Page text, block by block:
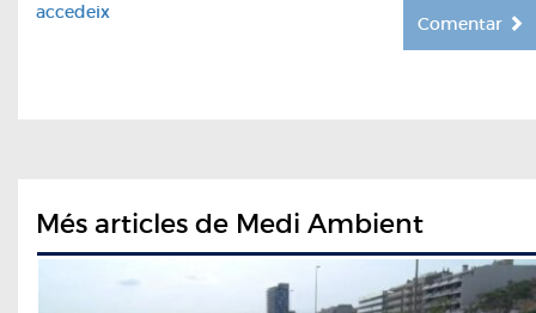
accedeix
Comentar
Més articles de Medi Ambient